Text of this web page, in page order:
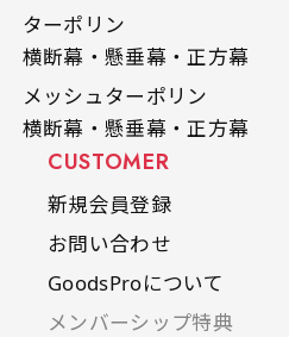
ターポリン
横断幕・懸垂幕・正方幕
メッシュターポリン
横断幕・懸垂幕・正方幕
CUSTOMER
新規会員登録
お問い合わせ
GoodsProについて
メンバーシップ特典